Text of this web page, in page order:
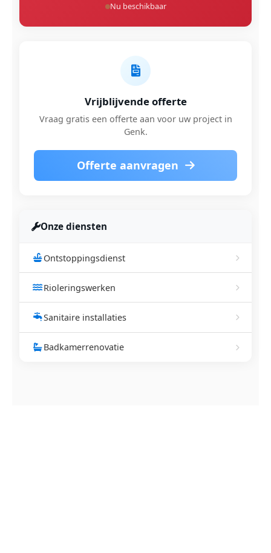
Nu beschikbaar
Vrijblijvende offerte
Vraag gratis een offerte aan voor uw project in
Genk.
Offerte aanvragen
Onze diensten
Ontstoppingsdienst
Rioleringswerken
Sanitaire installaties
Badkamerrenovatie